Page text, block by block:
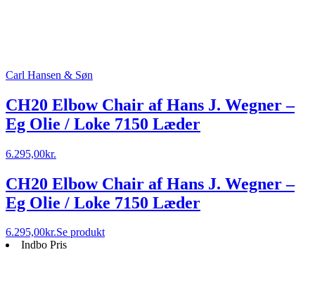
Carl Hansen & Søn
CH20 Elbow Chair af Hans J. Wegner –
Eg Olie / Loke 7150 Læder
6.295,00kr.
CH20 Elbow Chair af Hans J. Wegner –
Eg Olie / Loke 7150 Læder
6.295,00kr.Se produkt
Indbo Pris